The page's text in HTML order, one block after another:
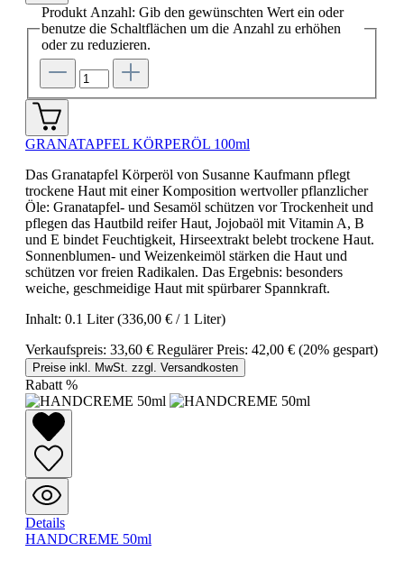
Produkt Anzahl: Gib den gewünschten Wert ein oder
benutze die Schaltflächen um die Anzahl zu erhöhen
oder zu reduzieren.
GRANATAPFEL KÖRPERÖL 100ml
Das Granatapfel Körperöl von Susanne Kaufmann pflegt
trockene Haut mit einer Komposition wertvoller pflanzlicher
Öle: Granatapfel- und Sesamöl schützen vor Trockenheit und
pflegen das Hautbild reifer Haut, Jojobaöl mit Vitamin A, B
und E bindet Feuchtigkeit, Hirseextrakt belebt trockene Haut.
Sonnenblumen- und Weizenkeimöl stärken die Haut und
schützen vor freien Radikalen. Das Ergebnis: besonders
weiche, geschmeidige Haut mit spürbarer Spannkraft.
Inhalt: 0.1 Liter(336,00 € / 1 Liter)
Verkaufspreis: 33,60 € Regulärer Preis: 42,00 € (20% gespart)
Preise inkl. MwSt. zzgl. Versandkosten
Rabatt %
Details
HANDCREME 50ml